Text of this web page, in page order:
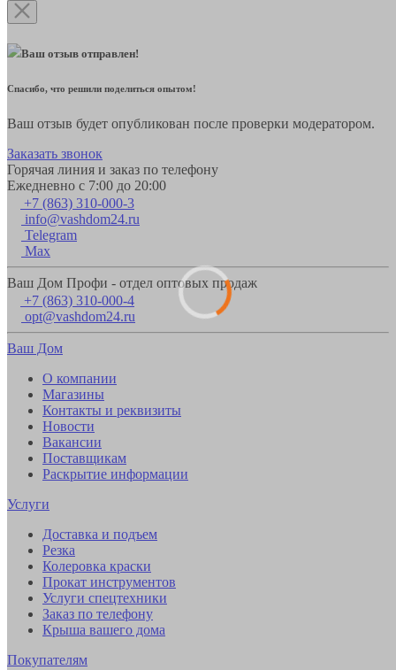
Ваш отзыв отправлен!
Спасибо, что решили поделиться опытом!
Ваш отзыв будет опубликован после проверки модератором.
Заказать звонок
Горячая линия и заказ по телефону
Ежедневно с 7:00 до 20:00
+7 (863) 310-000-3
info@vashdom24.ru
Telegram
Max
Ваш Дом Профи - отдел оптовых продаж
+7 (863) 310-000-4
opt@vashdom24.ru
Ваш Дом
О компании
Магазины
Контакты и реквизиты
Новости
Вакансии
Поставщикам
Раскрытие информации
Услуги
Доставка и подъем
Резка
Колеровка краски
Прокат инструментов
Услуги спецтехники
Заказ по телефону
Крыша вашего дома
Покупателям